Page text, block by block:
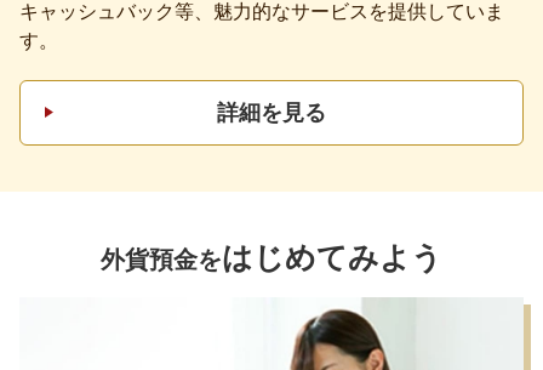
キャッシュバック等、魅力的なサービスを提供していま
す。
詳細を見る
外貨預金をはじめてみよう